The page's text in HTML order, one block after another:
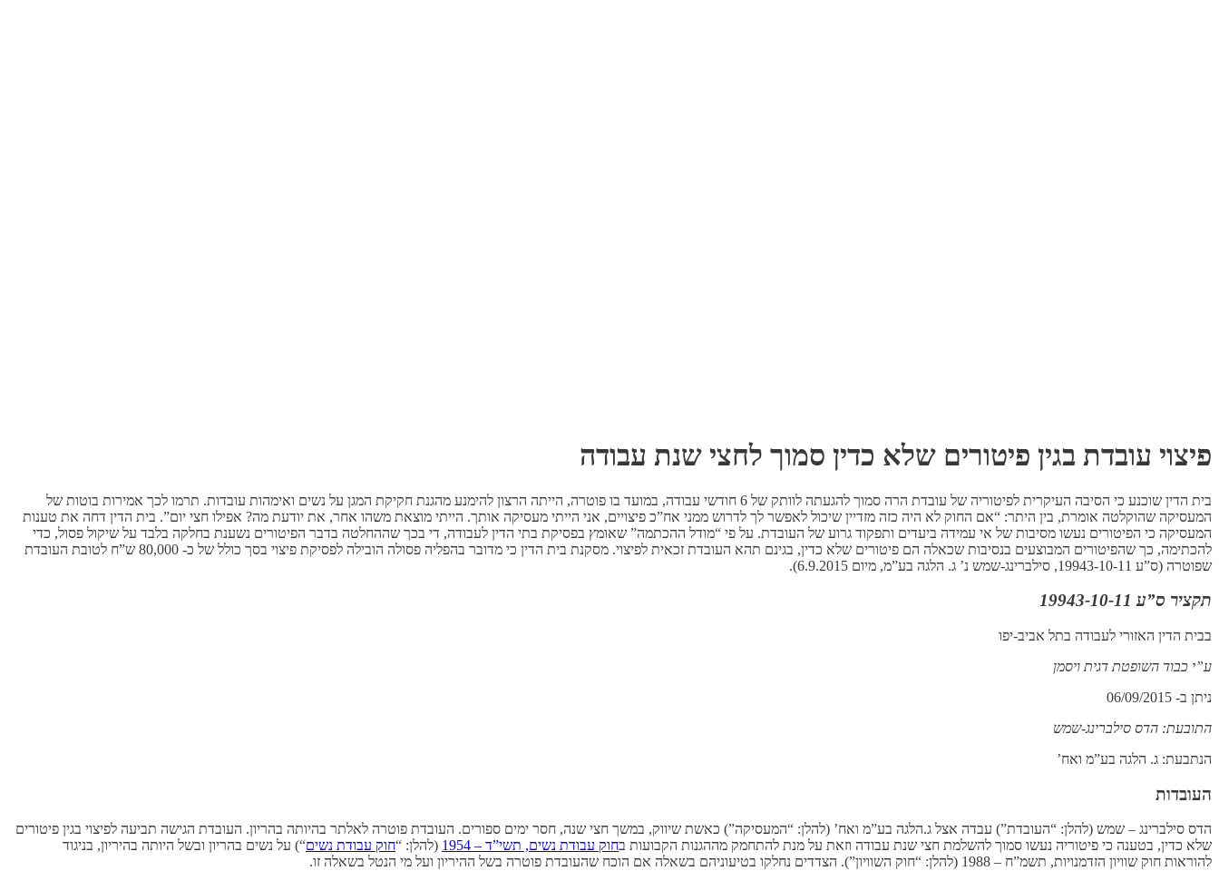
פיצוי עובדת בגין פיטורים שלא כדין סמוך לחצי שנת עבודה
בית הדין שוכנע כי הסיבה העיקרית לפיטוריה של עובדת הרה סמוך להגעתה לוותק של 6 חודשי עבודה, במועד בו פוטרה, הייתה הרצון להימנע מהגנת חקיקת המגן על נשים ואימהות עובדות. תרמו לכך אמירות בוטות של
המעסיקה שהוקלטה אומרת, בין היתר: “אם החוק לא היה כזה מזדיין שיכול לאפשר לך לדרוש ממני אח”כ פיצויים, אני הייתי מעסיקה אותך. הייתי מוצאת משהו אחר, את יודעת מה? אפילו חצי יום”. בית הדין דחה את טענות
המעסיקה כי הפיטורים נעשו מסיבות של אי עמידה ביעדים ותפקוד גרוע של העובדת. על פי “מודל ההכתמה” שאומץ בפסיקת בתי הדין לעבודה, די בכך שההחלטה בדבר הפיטורים נשענת בחלקה בלבד על שיקול פסול, כדי
להכתימה, כך שהפיטורים המבוצעים בנסיבות שכאלה הם פיטורים שלא כדין, בגינם תהא העובדת זכאית לפיצוי. מסקנת בית הדין כי מדובר בהפליה פסולה הובילה לפסיקת פיצוי בסך כולל של כ- 80,000 ש”ח לטובת העובדת
שפוטרה (ס”ע 19943-10-11, סילברינג-שמש נ’ ג. הלגה בע”מ, מיום 6.9.2015).
תקציר ס”ע 19943-10-11
בבית הדין האזורי לעבודה בתל אביב-יפו
ע”י כבוד השופטת דגית ויסמן
ניתן ב- 06/09/2015
התובעת: הדס סילברינג-שמש
הנתבעת: ג. הלגה בע”מ ואח’
העובדות
הדס סילברינג – שמש (להלן: “העובדת”) עבדה אצל ג.הלגה בע”מ ואח’ (להלן: “המעסיקה”) כאשת שיווק, במשך חצי שנה, חסר ימים ספורים. העובדת פוטרה לאלתר בהיותה בהריון. העובדת הגישה תביעה לפיצוי בגין פיטורים
שלא כדין, בטענה כי פיטוריה נעשו סמוך להשלמת חצי שנת עבודה וזאת על מנת להתחמק מההגנות הקבועות בחוק עבודת נשים, תשי”ד – 1954 (להלן: “חוק עבודת נשים“) על נשים בהריון ובשל היותה בהיריון, בניגוד
להוראות חוק שוויון הזדמנויות, תשמ”ח – 1988 (להלן: “חוק השוויון”). הצדדים נחלקו בטיעוניהם בשאלה אם הוכח שהעובדת פוטרה בשל ההיריון ועל מי הנטל בשאלה זו.